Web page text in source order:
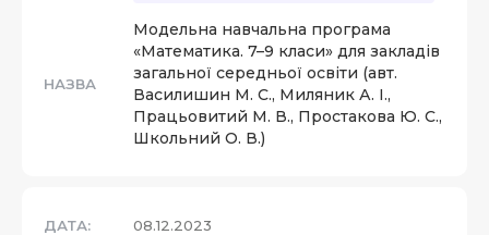
НАЗВА
Модельна навчальна програма
«Математика. 7–9 класи» для закладів
загальної середньої освіти (авт.
Василишин М. С., Миляник А. І.,
Працьовитий М. В., Простакова Ю. С.,
Школьний О. В.)
ДАТА: 08.12.2023